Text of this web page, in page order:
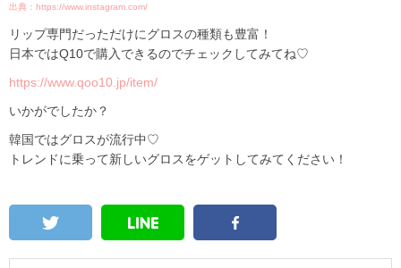
出典：https://www.instagram.com/
リップ専門だっただけにグロスの種類も豊富！
日本ではQ10で購入できるのでチェックしてみてね♡
https://www.qoo10.jp/item/
いかがでしたか？
韓国ではグロスが流行中♡
トレンドに乗って新しいグロスをゲットしてみてください！